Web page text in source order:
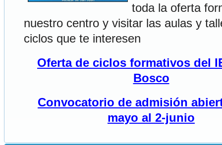
toda la oferta
nuestro centro y visitar las aulas y
ciclos que te interesen
Oferta de ciclos formativos del
Bosco
Convocatorio de admisión
mayo al 2-junio